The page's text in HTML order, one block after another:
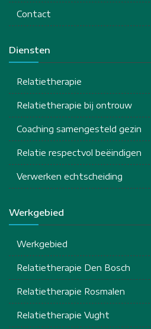
Contact
Diensten
Relatietherapie
Relatietherapie bij ontrouw
Coaching samengesteld gezin
Relatie respectvol beëindigen
Verwerken echtscheiding
Werkgebied
Werkgebied
Relatietherapie Den Bosch
Relatietherapie Rosmalen
Relatietherapie Vught